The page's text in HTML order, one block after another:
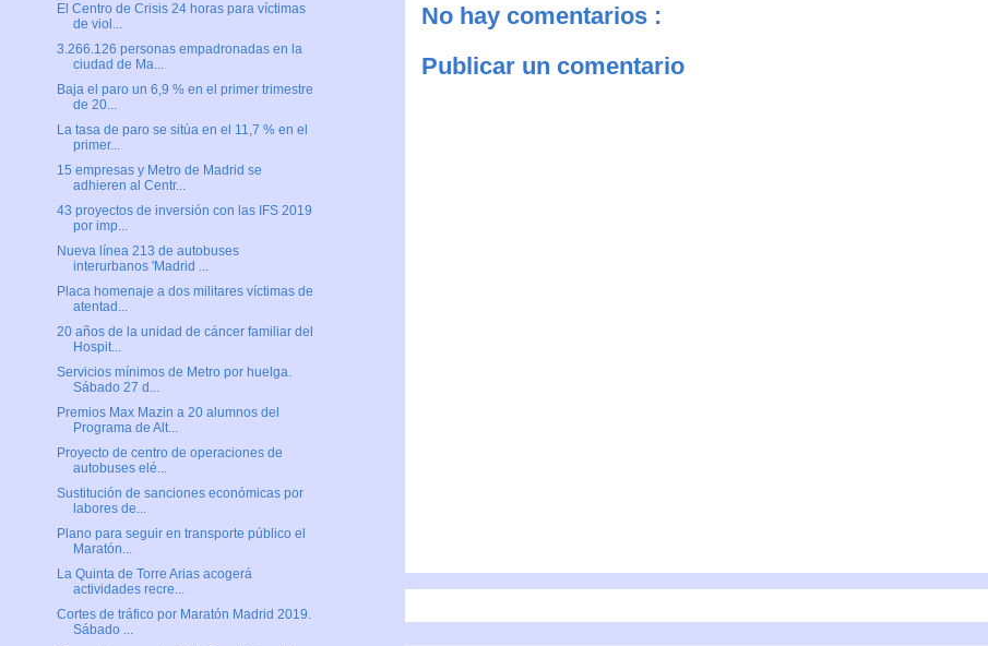
No hay comentarios :
Publicar un comentario
El Centro de Crisis 24 horas para víctimas
de viol...
3.266.126 personas empadronadas en la
ciudad de Ma...
Baja el paro un 6,9 % en el primer trimestre
de 20...
La tasa de paro se sitúa en el 11,7 % en el
primer...
15 empresas y Metro de Madrid se
adhieren al Centr...
43 proyectos de inversión con las IFS 2019
por imp...
Nueva línea 213 de autobuses
interurbanos 'Madrid ...
Placa homenaje a dos militares víctimas de
atentad...
20 años de la unidad de cáncer familiar del
Hospit...
Servicios mínimos de Metro por huelga.
Sábado 27 d...
Premios Max Mazin a 20 alumnos del
Programa de Alt...
Proyecto de centro de operaciones de
autobuses elé...
Sustitución de sanciones económicas por
labores de...
Plano para seguir en transporte público el
Maratón...
La Quinta de Torre Arias acogerá
actividades recre...
Cortes de tráfico por Maratón Madrid 2019.
Sábado ...